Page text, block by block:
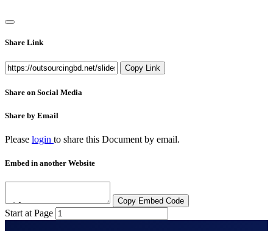
Share Link
Copy Link
Share on Social Media
Share by Email
Please login to share this Document by email.
Embed in another Website
Copy Embed Code
Start at Page